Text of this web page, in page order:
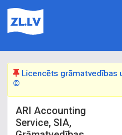
Licencēts grāmatvedības
©
ARI Accounting
Service, SIA,